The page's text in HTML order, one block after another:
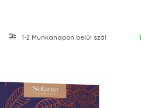
1-2 Munkanapon belül szállítjuk